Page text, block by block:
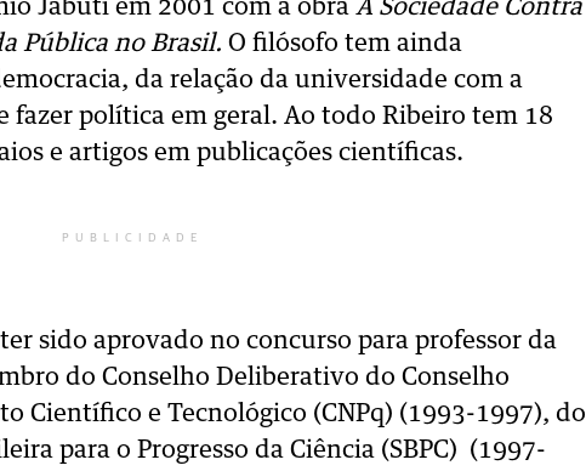
Jabuti em 2001 com a obra A Sociedade Contra
Pública no Brasil. O filósofo tem ainda
da relação da universidade com a
fazer política em geral. Ao todo Ribeiro tem 18
e artigos em publicações científicas.
PUBLICIDADE
sido aprovado no concurso para professor da
do Conselho Deliberativo do Conselho
Científico e Tecnológico (CNPq) (1993-1997), do
para o Progresso da Ciência (SBPC) (1997-